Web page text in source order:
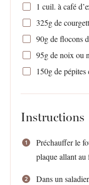
1 cuil. à café
325gde
90gde flocons
95gde noix ou
150gde pépites
Instructions
Préchauffer le
plaque allant au
Dans un